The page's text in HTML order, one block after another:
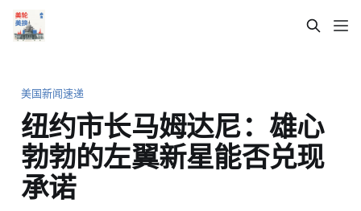
美国新闻速递
纽约市长马姆达尼：雄心
勃勃的左翼新星能否兑现
承诺